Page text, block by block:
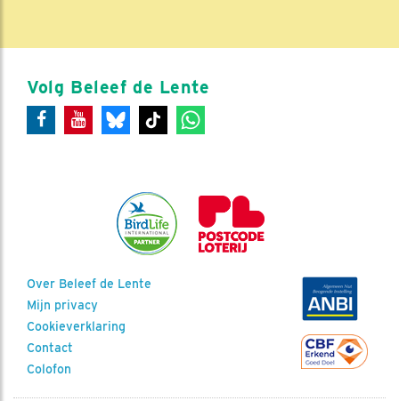
Volg Beleef de Lente
Over Beleef de Lente
Mijn privacy
Cookieverklaring
Contact
Colofon